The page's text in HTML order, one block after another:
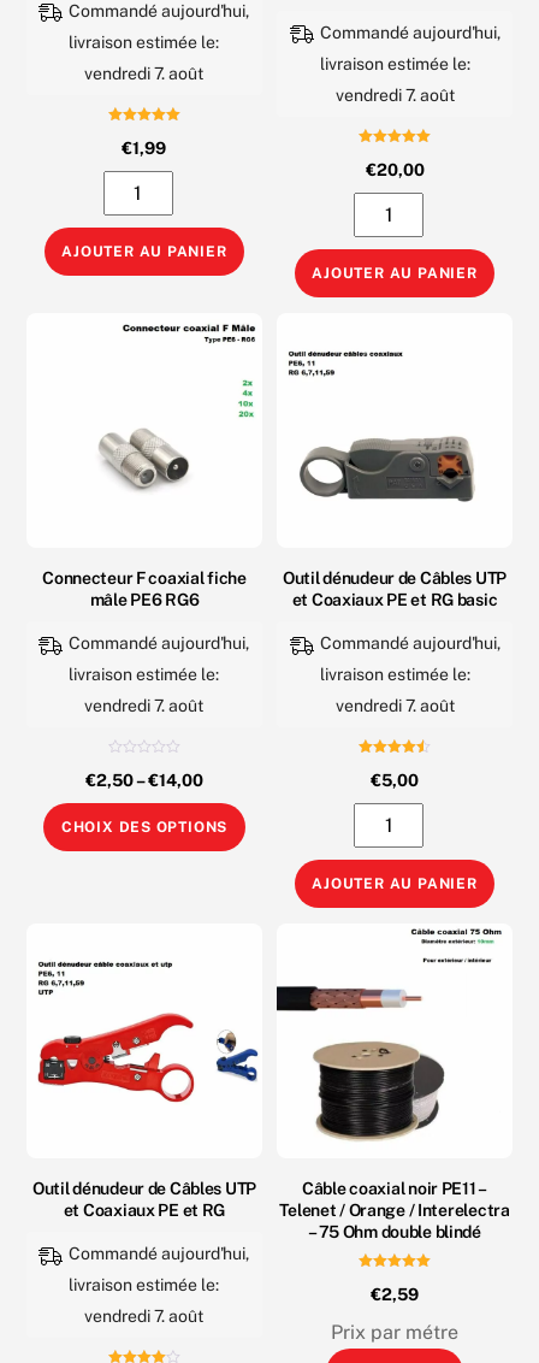
Commandé aujourd'hui,
livraison estimée le:
vendredi 7. août
5.00
sur 5
€1,99
quantité
de
4x
Connecteur
basic
manuel
AJOUTER AU PANIER
Commandé aujourd'hui,
livraison estimée le:
vendredi 7. août
5.00
sur 5
€20,00
quantité
de
Outil
à
Pince
Réglable
pour
PE
et
RG
AJOUTER AU PANIER
Connecteur F coaxial fiche
mâle PE6 RG6
Commandé aujourd'hui,
livraison estimée le:
vendredi 7. août
o
t
e
0
s
€2,50–€14,00
CHOIX DES OPTIONS
Ce
plusieurs
options
être
page
produit
Outil dénudeur de Câbles UTP
et Coaxiaux PE et RG basic
Commandé aujourd'hui,
livraison estimée le:
vendredi 7. août
4.50
sur 5
€5,00
quantité
de
Outil
dénudeur
UTP
et
Coaxiaux
PE
et
basic
AJOUTER AU PANIER
Outil dénudeur de Câbles UTP
et Coaxiaux PE et RG
Commandé aujourd'hui,
livraison estimée le:
vendredi 7. août
Câble coaxial noir PE11 –
Telenet / Orange / Interelectra
– 75 Ohm double blindé
5.00
sur 5
€2,59
Prix par métre